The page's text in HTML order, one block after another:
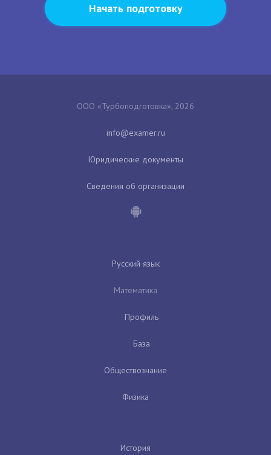
Начать подготовку
ООО «Турбоподготовка», 2026
Юридические документы
Сведения об организации
Русский язык
Математика
Профиль
База
Обществознание
Физика
История